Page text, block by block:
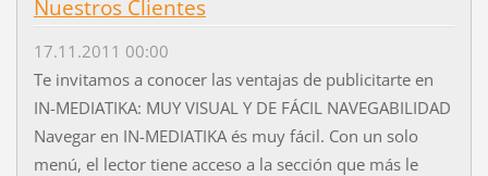
Nuestros Clientes
17.11.2011 00:00
Te invitamos a conocer las ventajas de publicitarte en
IN-MEDIATIKA: MUY VISUAL Y DE FÁCIL NAVEGABILIDAD
Navegar en IN-MEDIATIKA és muy fácil. Con un solo
menú, el lector tiene acceso a la sección que más le